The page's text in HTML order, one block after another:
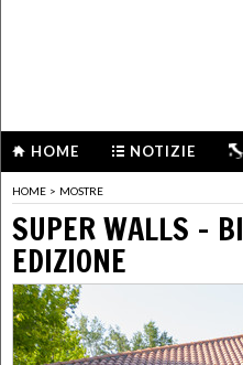
HOME NOTIZIE
HOME > MOSTRE
SUPER WALLS -
EDIZIONE